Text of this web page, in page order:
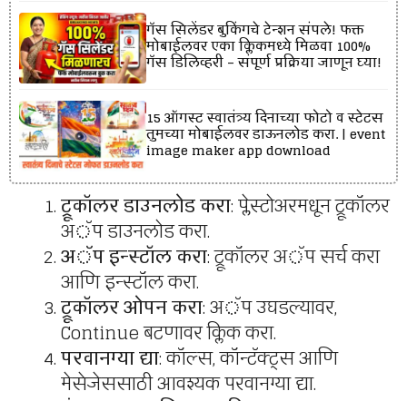
गॅस सिलेंडर बुकिंगचे टेन्शन संपले! फक्त
मोबाईलवर एका क्लिकमध्ये मिळवा 100%
गॅस डिलिव्हरी – संपूर्ण प्रक्रिया जाणून घ्या!
15 ऑगस्ट स्वातंत्र्य दिनाच्या फोटो व स्टेटस
तुमच्या मोबाईलवर डाऊनलोड करा. | event
image maker app download
ट्रूकॉलर डाउनलोड करा: प्लेस्टोअरमधून ट्रूकॉलर
अॅप डाउनलोड करा.
अॅप इन्स्टॉल करा: ट्रूकॉलर अॅप सर्च करा
आणि इन्स्टॉल करा.
ट्रूकॉलर ओपन करा: अॅप उघडल्यावर,
Continue बटणावर क्लिक करा.
परवानग्या द्या: कॉल्स, कॉन्टॅक्ट्स आणि
मेसेजेससाठी आवश्यक परवानग्या द्या.